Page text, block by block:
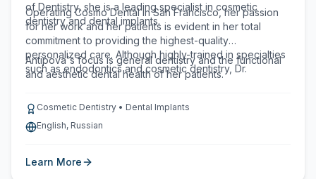
of Dentistry, she is a leading specialist in cosmetic
dentistry and dental implants.
Operating Cosmo Dental in San Francisco, her passion
for her work and her patients is evident in her total
commitment to providing the highest-quality
personalized care. Although highly-trained in specialties
such as endodontics and cosmetic dentistry, Dr.
Antipova's focus is general dentistry and the functional
and aesthetic dental health of her patients.
Cosmetic Dentistry • Dental Implants
English, Russian
Learn More